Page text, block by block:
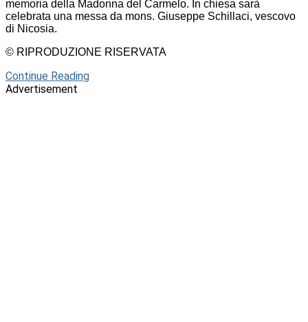
memoria della Madonna del Carmelo. In chiesa sarà
celebrata una messa da mons. Giuseppe Schillaci, vescovo
di Nicosia.
© RIPRODUZIONE RISERVATA
Continue Reading
Advertisement